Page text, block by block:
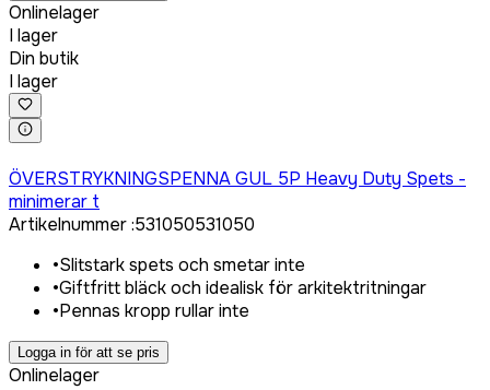
Onlinelager
I lager
Din butik
I lager
ÖVERSTRYKNINGSPENNA GUL 5P Heavy Duty Spets -
minimerar t
Artikelnummer:531050531050
•Slitstark spets och smetar inte
•Giftfritt bläck och idealisk för arkitektritningar
•Pennas kropp rullar inte
Logga in för att se pris
Onlinelager